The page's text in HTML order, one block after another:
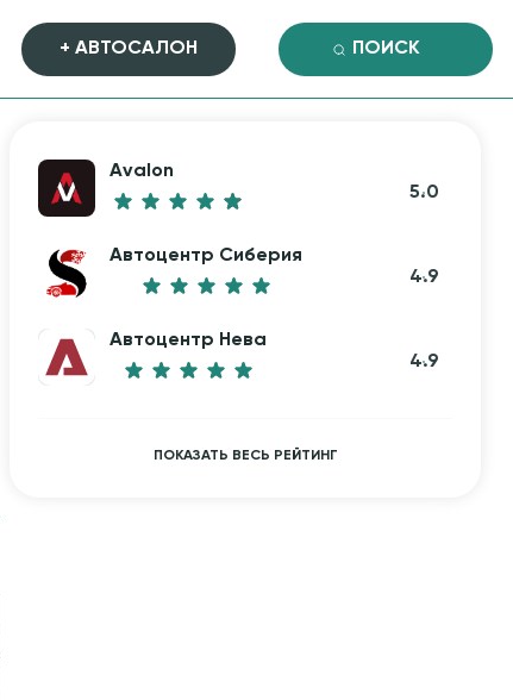
+ АВТОСАЛОН
Avalon
5.0
Автоцентр Сиберия
4.9
Автоцентр Нева
4.9
ПОКАЗАТЬ ВЕСЬ РЕЙТИНГ